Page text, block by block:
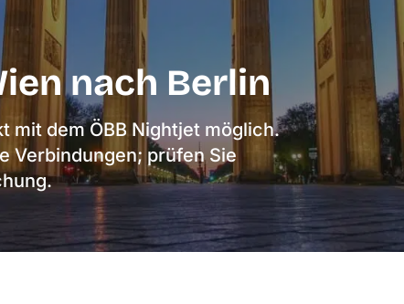
nach Berlin
mit dem ÖBB Nightjet möglich.
Verbindungen; prüfen Sie